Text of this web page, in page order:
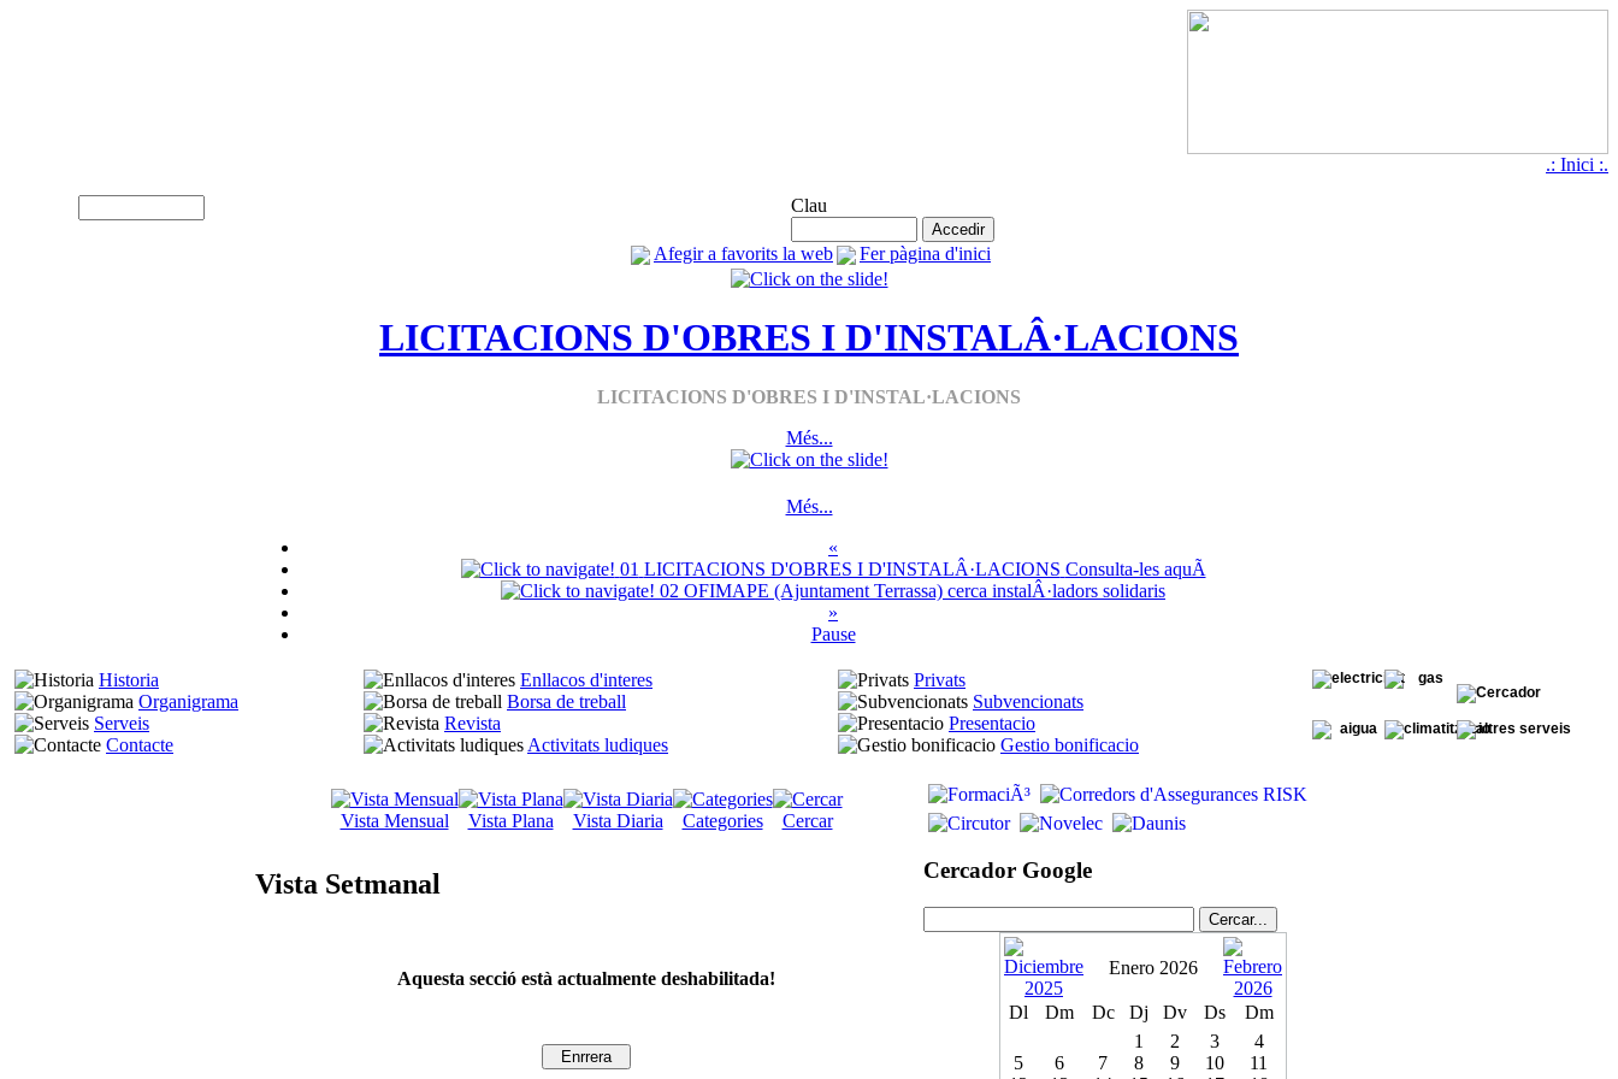
.: Inici :.
Clau
Afegir a favorits la web Fer pàgina d'inici
LICITACIONS D'OBRES I D'INSTALÂ·LACIONS
LICITACIONS D'OBRES I D'INSTAL·LACIONS
Més...
Més...
«
01 LICITACIONS D'OBRES I D'INSTALÂ·LACIONS Consulta-les aquÃ­
02 OFIMAPE (Ajuntament Terrassa) cerca instalÂ·ladors solidaris
»
Pause
Historia
Organigrama
Serveis
Contacte
Enllacos d'interes
Borsa de treball
Revista
Activitats ludiques
Privats
Subvencionats
Presentacio
Gestio bonificacio
Vista Mensual Vista Plana Vista Diaria Categories Cercar
Vista Setmanal
Aquesta secció està actualmente deshabilitada!
Cercador Google
Enero 2026
Dl Dm Dc Dj Dv Ds
Dm
1
2 3
4
5
6 7 8 9 10
11